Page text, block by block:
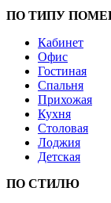
ПО ТИПУ
Кабинет
Офис
Гостиная
Спальня
Прихожая
Кухня
Столовая
Лоджия
Детская
ПО СТИЛЮ